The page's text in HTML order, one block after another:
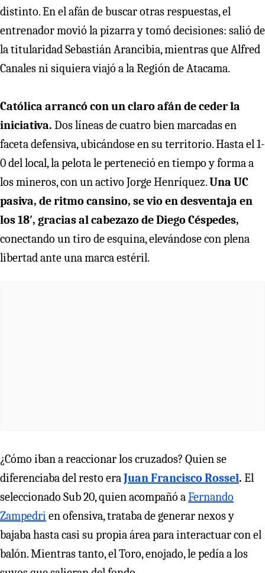
distinto. En el afán de buscar otras respuestas, el
entrenador movió la pizarra y tomó decisiones: salió de
la titularidad Sebastián Arancibia, mientras que Alfred
Canales ni siquiera viajó a la Región de Atacama.
Católica arrancó con un claro afán de ceder la
iniciativa. Dos líneas de cuatro bien marcadas en
faceta defensiva, ubicándose en su territorio. Hasta el 1-
0 del local, la pelota le perteneció en tiempo y forma a
los mineros, con un activo Jorge Henríquez.Una UC
pasiva, de ritmo cansino, se vio en desventaja en
los 18′, gracias al cabezazo de Diego Céspedes,
conectando un tiro de esquina, elevándose con plena
libertad ante una marca estéril.
¿Cómo iban a reaccionar los cruzados? Quien se
diferenciaba del resto eraJuan Francisco Rossel. El
seleccionado Sub 20, quien acompañó aFernando
Zampedri en ofensiva, trataba de generar nexos y
bajaba hasta casi su propia área para interactuar con el
balón. Mientras tanto, el Toro, enojado, le pedía a los